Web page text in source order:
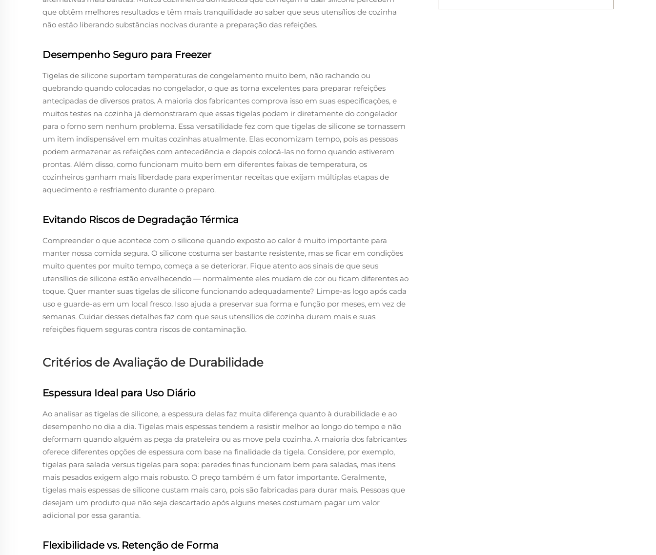
que obtêm melhores resultados e têm mais tranquilidade ao saber que seus utensílios de cozinha
não estão liberando substâncias nocivas durante a preparação das refeições.
Desempenho Seguro para Freezer
Tigelas de silicone suportam temperaturas de congelamento muito bem, não rachando ou
quebrando quando colocadas no congelador, o que as torna excelentes para preparar refeições
antecipadas de diversos pratos. A maioria dos fabricantes comprova isso em suas especificações, e
muitos testes na cozinha já demonstraram que essas tigelas podem ir diretamente do congelador
para o forno sem nenhum problema. Essa versatilidade fez com que tigelas de silicone se tornassem
um item indispensável em muitas cozinhas atualmente. Elas economizam tempo, pois as pessoas
podem armazenar as refeições com antecedência e depois colocá-las no forno quando estiverem
prontas. Além disso, como funcionam muito bem em diferentes faixas de temperatura, os
cozinheiros ganham mais liberdade para experimentar receitas que exijam múltiplas etapas de
aquecimento e resfriamento durante o preparo.
Evitando Riscos de Degradação Térmica
Compreender o que acontece com o silicone quando exposto ao calor é muito importante para
manter nossa comida segura. O silicone costuma ser bastante resistente, mas se ficar em condições
muito quentes por muito tempo, começa a se deteriorar. Fique atento aos sinais de que seus
utensílios de silicone estão envelhecendo — normalmente eles mudam de cor ou ficam diferentes ao
toque. Quer manter suas tigelas de silicone funcionando adequadamente? Limpe-as logo após cada
uso e guarde-as em um local fresco. Isso ajuda a preservar sua forma e função por meses, em vez de
semanas. Cuidar desses detalhes faz com que seus utensílios de cozinha durem mais e suas
refeições fiquem seguras contra riscos de contaminação.
Critérios de Avaliação de Durabilidade
Espessura Ideal para Uso Diário
Ao analisar as tigelas de silicone, a espessura delas faz muita diferença quanto à durabilidade e ao
desempenho no dia a dia. Tigelas mais espessas tendem a resistir melhor ao longo do tempo e não
deformam quando alguém as pega da prateleira ou as move pela cozinha. A maioria dos fabricantes
oferece diferentes opções de espessura com base na finalidade da tigela. Considere, por exemplo,
tigelas para salada versus tigelas para sopa: paredes finas funcionam bem para saladas, mas itens
mais pesados exigem algo mais robusto. O preço também é um fator importante. Geralmente,
tigelas mais espessas de silicone custam mais caro, pois são fabricadas para durar mais. Pessoas que
desejam um produto que não seja descartado após alguns meses costumam pagar um valor
adicional por essa garantia.
Flexibilidade vs. Retenção de Forma